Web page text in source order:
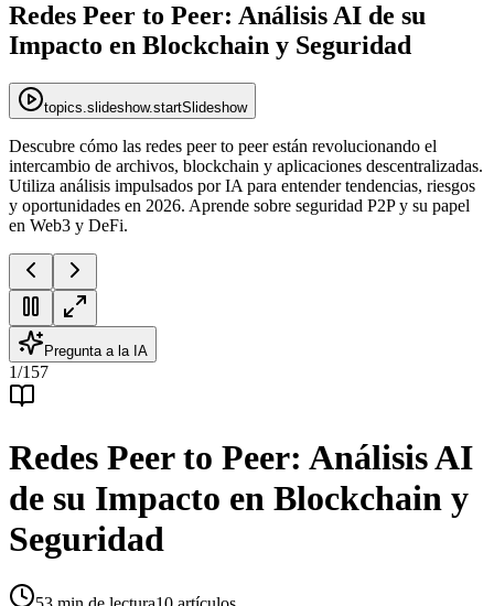
Redes Peer to Peer: Análisis AI de su
Impacto en Blockchain y Seguridad
topics.slideshow.startSlideshow
Descubre cómo las redes peer to peer están revolucionando el
intercambio de archivos, blockchain y aplicaciones descentralizadas.
Utiliza análisis impulsados por IA para entender tendencias, riesgos
y oportunidades en 2026. Aprende sobre seguridad P2P y su papel
en Web3 y DeFi.
Pregunta a la IA
1/157
Redes Peer to Peer: Análisis AI
de su Impacto en Blockchain y
Seguridad